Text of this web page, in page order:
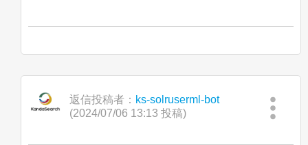
返信投稿者： ks-solruserml-bot
(2024/07/06 13:13 投稿)